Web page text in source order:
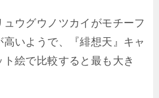
ウグウノツカイがモチーフ
いようで、『緋想天』キャ
絵で比較すると最も大き